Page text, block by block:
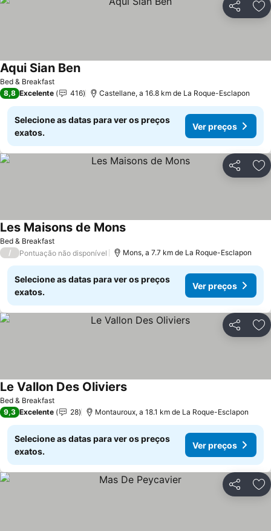
Partilhar
Bed & Breakfast
Aqui Sian BenVer preços
8,8 Excelente 416 Castellane, a 16.8 km de La Roque-Esclapon
Selecione as datas para ver os preços
exatos.
Ver preços
Partilhar
Bed & Breakfast
Les Maisons de MonsVer preços
/ Pontuação não disponível Mons, a 7.7 km de La Roque-Esclapon
Selecione as datas para ver os preços
exatos.
Ver preços
Partilhar
Bed & Breakfast
Le Vallon Des OliviersVer preços
9,3 Excelente 28 Montauroux, a 18.1 km de La Roque-Esclapon
Selecione as datas para ver os preços
exatos.
Ver preços
Partilhar